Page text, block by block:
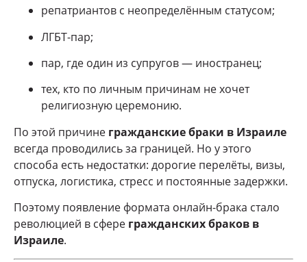
репатриантов с неопределённым статусом;
ЛГБТ-пар;
пар, где один из супругов — иностранец;
тех, кто по личным причинам не хочет
религиозную церемонию.
По этой причине гражданские браки в Израиле
всегда проводились за границей. Но у этого
способа есть недостатки: дорогие перелёты, визы,
отпуска, логистика, стресс и постоянные задержки.
Поэтому появление формата онлайн-брака стало
революцией в сфере гражданских браков в
Израиле.